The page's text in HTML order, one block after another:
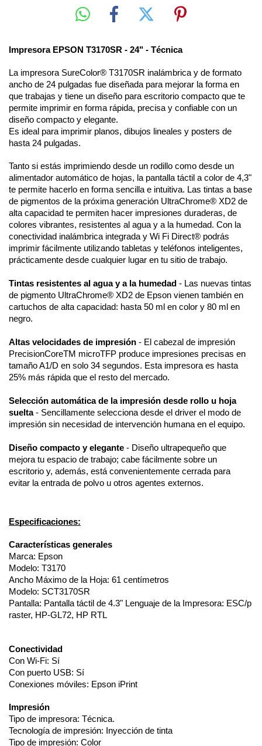
Impresora EPSON T3170SR - 24" - Técnica
La impresora SureColor® T3170SR inalámbrica y de formato
ancho de 24 pulgadas fue diseñada para mejorar la forma en
que trabajas y tiene un diseño para escritorio compacto que te
permite imprimir en forma rápida, precisa y confiable con un
diseño compacto y elegante.
Es ideal para imprimir planos, dibujos lineales y posters de
hasta 24 pulgadas.
Tanto si estás imprimiendo desde un rodillo como desde un
alimentador automático de hojas, la pantalla táctil a color de 4,3"
te permite hacerlo en forma sencilla e intuitiva. Las tintas a base
de pigmentos de la próxima generación UltraChrome® XD2 de
alta capacidad te permiten hacer impresiones duraderas, de
colores vibrantes, resistentes al agua y a la humedad. Con la
conectividad inalámbrica integrada y Wi Fi Direct® podrás
imprimir fácilmente utilizando tabletas y teléfonos inteligentes,
prácticamente desde cualquier lugar en tu sitio de trabajo.
Tintas resistentes al agua y a la humedad - Las nuevas tintas
de pigmento UltraChrome® XD2 de Epson vienen también en
cartuchos de alta capacidad: hasta 50 ml en color y 80 ml en
negro.
Altas velocidades de impresión - El cabezal de impresión
PrecisionCoreTM microTFP produce impresiones precisas en
tamaño A1/D en solo 34 segundos. Esta impresora es hasta
25% más rápida que el resto del mercado.
Selección automática de la impresión desde rollo u hoja
suelta- Sencillamente selecciona desde el driver el modo de
impresión sin necesidad de intervención humana en el equipo.
Diseño compacto y elegante - Diseño ultrapequeño que
mejora tu espacio de trabajo; cabe fácilmente sobre un
escritorio y, además, está convenientemente cerrada para
evitar la entrada de polvo u otros agentes externos.
Especificaciones:
Características generales
Marca: Epson
Modelo: T3170
Ancho Máximo de la Hoja: 61 centímetros
Modelo: SCT3170SR
Pantalla: Pantalla táctil de 4.3" Lenguaje de la Impresora: ESC/p
raster, HP-GL72, HP RTL
Conectividad
Con Wi-Fi: Sí
Con puerto USB: Sí
Conexiones móviles: Epson iPrint
Impresión
Tipo de impresora: Técnica.
Tecnología de impresión: Inyección de tinta
Tipo de impresión: Color